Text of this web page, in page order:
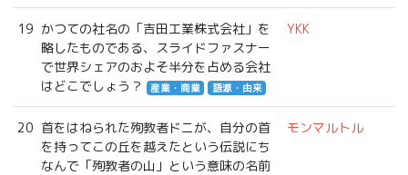
19 かつての社名の「吉田工業株式会社」を
略したものである、スライドファスナー
で世界シェアのおよそ半分を占める会社
はどこでしょう？
産業・商業 語源・由来
YKK
20 首をはねられた殉教者ドニが、自分の首
を持ってこの丘を越えたという伝説にち
なんで「殉教者の山」という意味の名前
モンマルトル